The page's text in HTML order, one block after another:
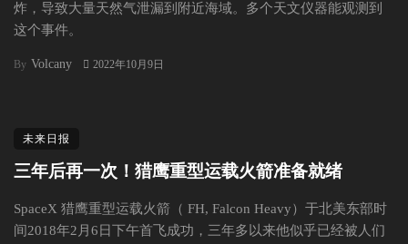
炸，导致大量天然气泄漏到附近海域。多个天文仪器能观测到
这个事件。
By Volcany 2022年10月9日
未来日报
三年后再一次！猎鹰重型运载火箭准备就绪
SpaceX 猎鹰重型运载火箭（ FH, Falcon Heavy）于北美东部时
间2018年2月6日下午首飞成功，三年多以来他似乎已经被人们